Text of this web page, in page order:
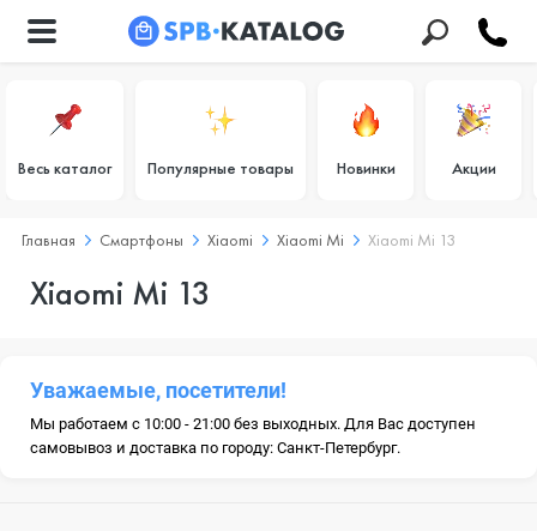
Весь каталог Популярные товары Новинки Акции
Главная Смартфоны Xiaomi Xiaomi Mi Xiaomi Mi 13
Xiaomi Mi 13
Уважаемые, посетители!
Мы работаем с 10:00 - 21:00 без выходных. Для Вас доступен
самовывоз и доставка по городу: Санкт-Петербург.